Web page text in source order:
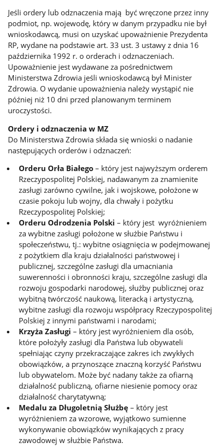
Jeśli ordery lub odznaczenia mają być wręczone przez inny
podmiot, np. wojewodę, który w danym przypadku nie był
wnioskodawcą, musi on uzyskać upoważnienie Prezydenta
RP, wydane na podstawie art. 33 ust. 3 ustawy z dnia 16
października 1992 r. o orderach i odznaczeniach.
Upoważnienie jest wydawane za pośrednictwem
Ministerstwa Zdrowia jeśli wnioskodawcą był Minister
Zdrowia. O wydanie upoważnienia należy wystąpić nie
później niż 10 dni przed planowanym terminem
uroczystości.
Ordery i odznaczenia w MZ
Do Ministerstwa Zdrowia składa się wnioski o nadanie
następujących orderów i odznaczeń:
Orderu Orła Białego – który jest najwyższym orderem
Rzeczypospolitej Polskiej, nadawanym za znamienite
zasługi zarówno cywilne, jak i wojskowe, położone w
czasie pokoju lub wojny, dla chwały i pożytku
Rzeczypospolitej Polskiej;
Orderu Odrodzenia Polski – który jest wyróżnieniem
za wybitne zasługi położone w służbie Państwu i
społeczeństwu, tj.: wybitne osiągnięcia w podejmowanej
z pożytkiem dla kraju działalności państwowej i
publicznej, szczególne zasługi dla umacniania
suwerenności i obronności kraju, szczególne zasługi dla
rozwoju gospodarki narodowej, służby publicznej oraz
wybitną twórczość naukową, literacką i artystyczną,
wybitne zasługi dla rozwoju współpracy Rzeczypospolitej
Polskiej z innymi państwami i narodami;
Krzyża Zasługi – który jest wyróżnieniem dla osób,
które położyły zasługi dla Państwa lub obywateli
spełniając czyny przekraczające zakres ich zwykłych
obowiązków, a przynoszące znaczną korzyść Państwu
lub obywatelom. Może być nadany także za ofiarną
działalność publiczną, ofiarne niesienie pomocy oraz
działalność charytatywną;
Medalu za Długoletnią Służbę – który jest
wyróżnieniem za wzorowe, wyjątkowo sumienne
wykonywanie obowiązków wynikających z pracy
zawodowej w służbie Państwa.